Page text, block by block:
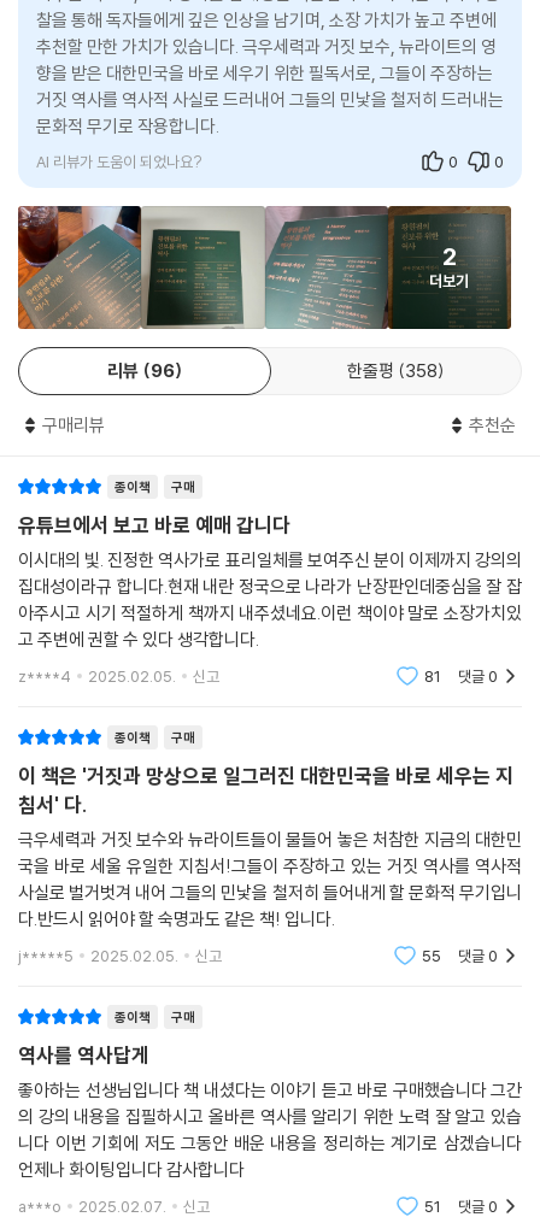
8장│6 · 25전쟁의 사실을 은폐하지 말라
60 6 · 25전쟁은 남침인가? 북침인가?
61 6 · 25전쟁을 미국이 일으켰다고?
62 6 · 25전쟁은 미국과 소련의 큰 그림이었다고?
63 6 · 25전쟁이 미국과 일본을 구했다고?
64 한강 인도교 폭파로 민간인이 죽지 않았다고?
65 미군은 왜 한국인을 존엄하게 생각하지 않았을까?
66 6 · 25전쟁 영웅(?)이라서 백선엽을 존경한다고?
67 6 · 25전쟁의 진정한 4대 영웅은?
68 국민방위군사건을 아는가?
9장│박정희 신격화를 중단하라
69 박정희가 일왕에 충성을 맹세하는 혈서를 썼다고?
70 박정희가 빨갱이였다고?
72 한일수교가 굴욕적이지 않았다고?
73 박정희가 경제개발을 했다고?
74 박정희의 경부고속도로 건설이 칭송받는다고?
75 김대중 납치사건의 주범이 박정희가 아니라고?
76 장준하의 죽음도 박정희와 연관없다고?
77 박정희가 지역 감정을 유발했다고?
78 진보가 박정희를 싫어하는 27가지 이유
10장│5 · 18광주민주화운동을 폄훼하지 말라
79 독재추종 세력이 5 · 18광주민주화운동을 부정하는 이유
80 서울역회군이 광주에 비극을 불렀다고?
81 광주 학살은 전두환의 기획이었다고?
82 학살이 먼저였는가? 저항이 먼저였는가?
83 광주 시민들이 어떻게 무장할 수 있었냐고?
84 공수부대는 광주에서 여성과 어린이들을 정말 죽였는가?
85 광주 시민들이 교도소를 습격했다고?
87 5 · 18 유공자 명단을 공개하라고?
88 5 · 18광주민주화운동이 자랑스러운 진짜 이유
89 내가 기억하는 5 · 18광주민주화운동
11장│통일을 반대하지 말라
90 이승만정권에서 평화통일을 이야기하면 간첩으로 몰렸다고?
---「제주도민 학살의 주범은 미국인가? 이승만인가?」중에서
노무현과 이재명은 전라도 출신이 아니다. 그들의 고향은 아이러니하게도
경상도다. 호남은, 경상도 출신의 정치인이라 할지라도 광주의 아픔을 공
유하고 올바른 역사관을 지녔을 때 출신과 상관없이 지지할 수 있는 선진
적 정치의식을 보여 준 것이다. 호남의 몰표가 나쁜 지역감정이라면 어찌
경상도 출신의 후보에게 몰표가 갔겠는가. 호남의 몰표는 지역 감정의 표
출이 아니라 정상과 비정상, 정의와 불의에 대한 정확한 몰표였다. 만약 보
수 대통령 후보로 전라도 출신이 출마했더라도 경상도에서 일방적인 지지
를 보여 줄 수 있는지를 고민해 보아야 한다. 개인적으로는, 북한에 살면서
도 ‘김일성 개새끼’라고 하는 사람과 경상도에 살면서도 진보적 역사관을
갖는 사람들이 가장 멋있어 보인다.
---「박정희가 지역감정을 유발했다고?」중에서
찰을 통해 독자들에게 깊은 인상을 남기며, 소장 가치가 높고 주변에
추천할 만한 가치가 있습니다. 극우세력과 거짓 보수, 뉴라이트의 영
향을 받은 대한민국을 바로 세우기 위한 필독서로, 그들이 주장하는
거짓 역사를 역사적 사실로 드러내어 그들의 민낯을 철저히 드러내는
문화적 무기로 작용합니다.
AI 리뷰가 도움이 되었나요? 0 0
2
더보기
리뷰 96 한줄평 358
구매리뷰 추천순
종이책 구매
유튜브에서 보고 바로 예매 갑니다
이시대의 빛. 진정한 역사가로 표리일체를 보여주신 분이 이제까지 강의의
집대성이라규 합니다.현재 내란 정국으로 나라가 난장판인데중심을 잘 잡
아주시고 시기 적절하게 책까지 내주셨네요.이런 책이야 말로 소장가치있
고 주변에 권할 수 있다 생각합니다.
z****4 2025.02.05. 신고 81 댓글0
종이책 구매
이 책은 '거짓과 망상으로 일그러진 대한민국을 바로 세우는 지
침서' 다.
극우세력과 거짓 보수와 뉴라이트들이 물들어 놓은 처참한 지금의 대한민
국을 바로 세울 유일한 지침서!그들이 주장하고 있는 거짓 역사를 역사적
사실로 벌거벗겨 내어 그들의 민낯을 철저히 들어내게 할 문화적 무기입니
다.반드시 읽어야 할 숙명과도 같은 책! 입니다.
j*****5 2025.02.05. 신고 55 댓글0
종이책 구매
역사를 역사답게
좋아하는 선생님입니다 책 내셨다는 이야기 듣고 바로 구매했습니다 그간
의 강의 내용을 집필하시고 올바른 역사를 알리기 위한 노력 잘 알고 있습
니다 이번 기회에 저도 그동안 배운 내용을 정리하는 계기로 삼겠습니다
언제나 화이팅입니다 감사합니다
a***o 2025.02.07. 신고 51 댓글0